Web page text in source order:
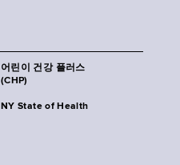
어린이 건강 플러스
(CHP)
NY State of Health